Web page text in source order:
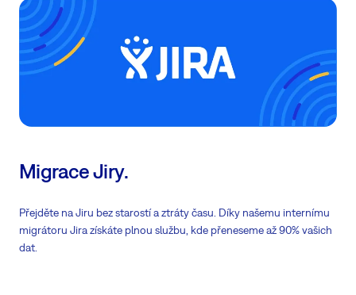
Přesunout projekty, úkoly a všechny ostatní entity
Import bude proveden našimi administrátory nebo vašimi serverovými
administrátory (ne běžnými uživateli)
10 let zkušenostís Redmine
Migrace Jiry.
Přejděte na Jiru bez starostí a ztráty času. Díky našemu internímu
migrátoru Jira získáte plnou službu, kde přeneseme až 90% vašich
dat.